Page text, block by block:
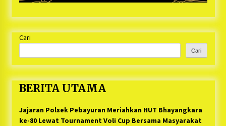
Cari
Cari
BERITA UTAMA
Jajaran Polsek Pebayuran Meriahkan HUT Bhayangkara
ke-80 Lewat Tournament Voli Cup Bersama Masyarakat